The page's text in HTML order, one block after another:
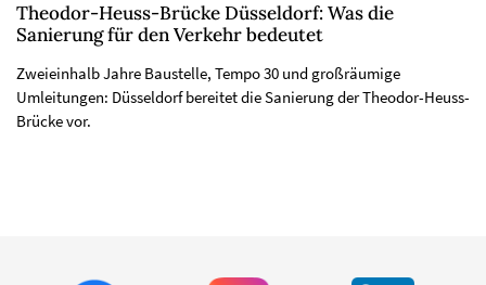
Theodor-Heuss-Brücke Düsseldorf: Was die
Sanierung für den Verkehr bedeutet
Zweieinhalb Jahre Baustelle, Tempo 30 und großräumige
Umleitungen: Düsseldorf bereitet die Sanierung der Theodor-Heuss-
Brücke vor.